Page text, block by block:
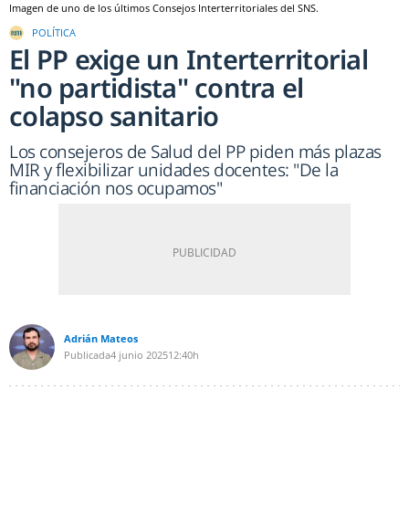
Imagen de uno de los últimos Consejos Interterritoriales del SNS.
POLÍTICA
El PP exige un Interterritorial
"no partidista" contra el
colapso sanitario
Los consejeros de Salud del PP piden más plazas
MIR y flexibilizar unidades docentes: "De la
financiación nos ocupamos"
Adrián Mateos
Publicada4 junio 202512:40h